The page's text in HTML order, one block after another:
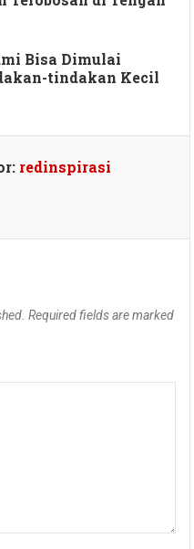
Bisa Dimulai
tindakan Kecil
redinspirasi
Required fields are marked